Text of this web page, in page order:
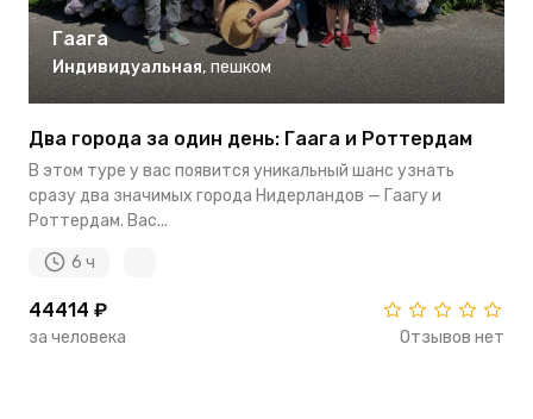
Гаага
Индивидуальная, пешком
Два города за один день: Гаага и Роттердам
В этом туре у вас появится уникальный шанс узнать
сразу два значимых города Нидерландов — Гаагу и
Роттердам. Вас...
6 ч
44414 ₽
за человека Отзывов нет